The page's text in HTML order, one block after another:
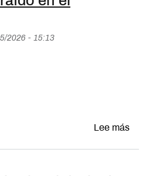
2026 - 15:13
Lee más